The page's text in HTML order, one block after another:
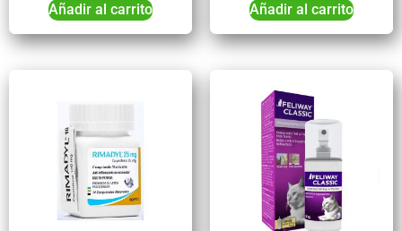
Añadir al carrito Añadir al carrito